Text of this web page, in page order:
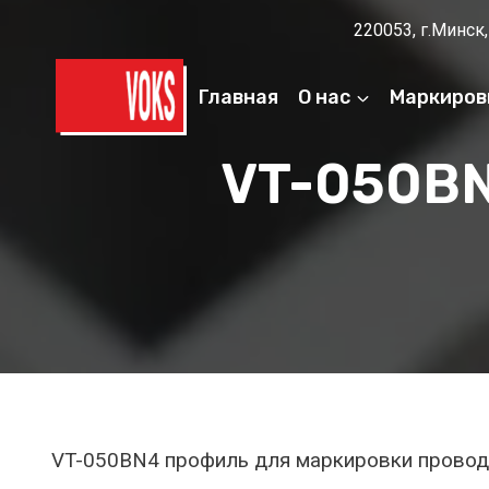
содержимому
220053,
Главная О нас
VT-
VT-050BN4 профиль для маркировки